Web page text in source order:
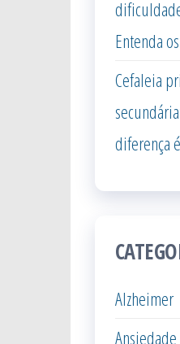
Entenda
Cefaleia
diferença
Alzheimer
Ansiedade